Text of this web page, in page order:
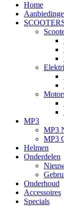
Home
MP3
MP3
MP3
Helmen
Onderdelen
Onderhoud
Accessoires
Specials